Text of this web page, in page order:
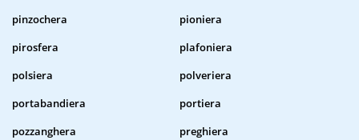
pinzochera
pioniera
pirosfera
plafoniera
polsiera
polveriera
portabandiera
portiera
pozzanghera
preghiera